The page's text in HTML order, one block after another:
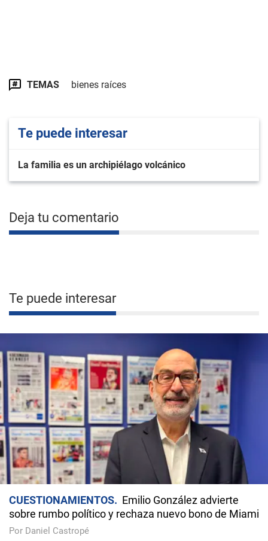
TEMAS bienes raíces
Te puede interesar
La familia es un archipiélago volcánico
Deja tu comentario
Te puede interesar
CUESTIONAMIENTOS
Emilio González advierte
sobre rumbo político y rechaza nuevo bono de Miami
Por Daniel Castropé